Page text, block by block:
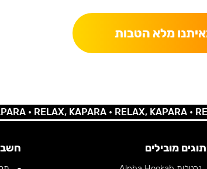
מלא הטבות
•RELAX, KAPARA •RELAX, KAPARA •
מובילים